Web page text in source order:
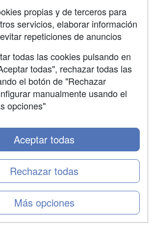
propias y de terceros para
servicios, elaborar información
repeticiones de anuncios
todas las cookies pulsando en
todas", rechazar todas las
el botón de "Rechazar
manualmente usando el
opciones"
Más opciones
Rechazar todas
Aceptar todas